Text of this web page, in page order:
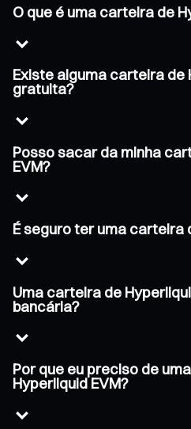
O que é uma carteira de
Existe alguma carteira de
gratuita?
Posso sacar da minha
EVM?
É seguro ter uma carteira
Uma carteira de
bancária?
Por que eu preciso de
Hyperliquid EVM?